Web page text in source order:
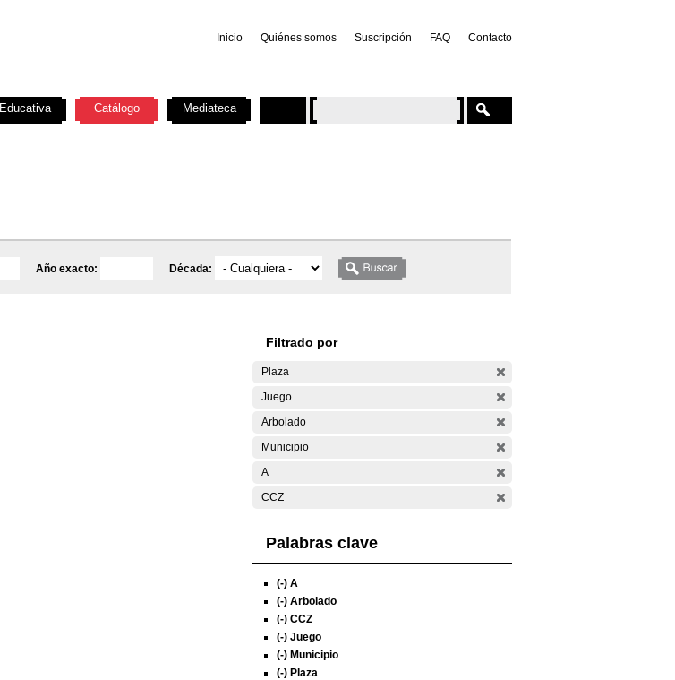
Inicio Quiénes somos Suscripción FAQ Contacto
Año exacto: Década:
Filtrado por
Plaza
Juego
Arbolado
Municipio
A
CCZ
Palabras clave
(-) A
(-) Arbolado
(-) CCZ
(-) Juego
(-) Municipio
(-) Plaza
Educativa Catálogo Mediateca